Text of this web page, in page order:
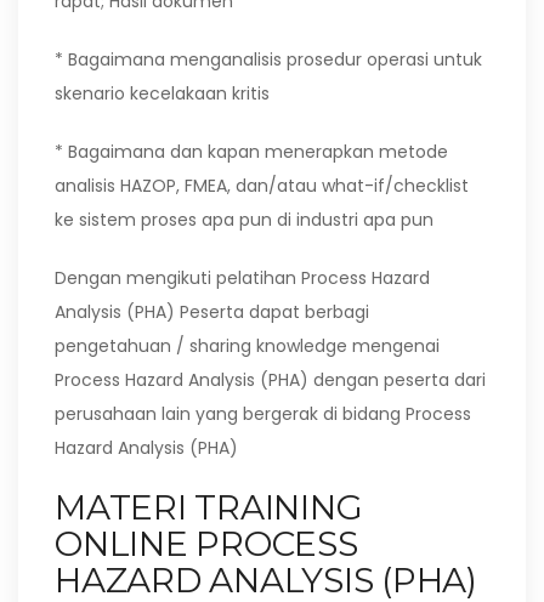
* Bagaimana menganalisis prosedur operasi untuk
skenario kecelakaan kritis
* Bagaimana dan kapan menerapkan metode
analisis HAZOP, FMEA, dan/atau what-if/checklist
ke sistem proses apa pun di industri apa pun
Dengan mengikuti pelatihan Process Hazard
Analysis (PHA) Peserta dapat berbagi
pengetahuan / sharing knowledge mengenai
Process Hazard Analysis (PHA) dengan peserta dari
perusahaan lain yang bergerak di bidang Process
Hazard Analysis (PHA)
MATERI TRAINING
ONLINE PROCESS
HAZARD ANALYSIS (PHA)